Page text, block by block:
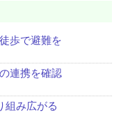
歩で避難を
連携を確認
組み広がる